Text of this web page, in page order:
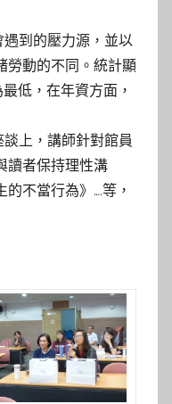
到的壓力源，並以
勞動的不同。統計顯
低，在年資方面，
上，講師針對館員
讀者保持理性溝
不當行為》….等，